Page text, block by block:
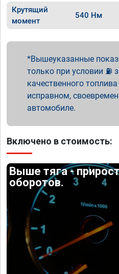
Крутящий
момент
540 Нм
Вышеуказанные
только при условии ⛽
качественного
исправном,
автомобиле.
Включено в стоимость:
Выше тяга -
оборотов.